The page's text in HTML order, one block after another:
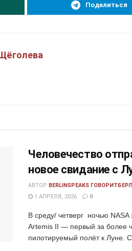
Поделиться
Человечество
новое свидание с
АВТОР BERLINSPEAKS
1 АПРЕЛЯ, 2026
0
В среду/ четверг ночью NASA
Artemis II — первый за более
пилотируемый полёт к Луне.